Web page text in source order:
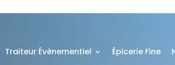
Traiteur Évènementiel Épicerie Fine